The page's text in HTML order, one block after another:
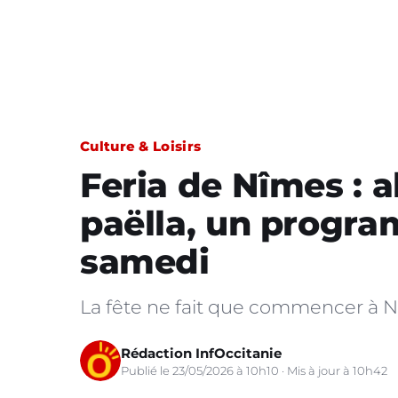
Culture & Loisirs
Feria de Nîmes :
paëlla, un
samedi
La fête ne fait que commencer à
Rédaction InfOccitanie
Publié le 23/05/2026 à 10h10 · Mis à jour à 10h42